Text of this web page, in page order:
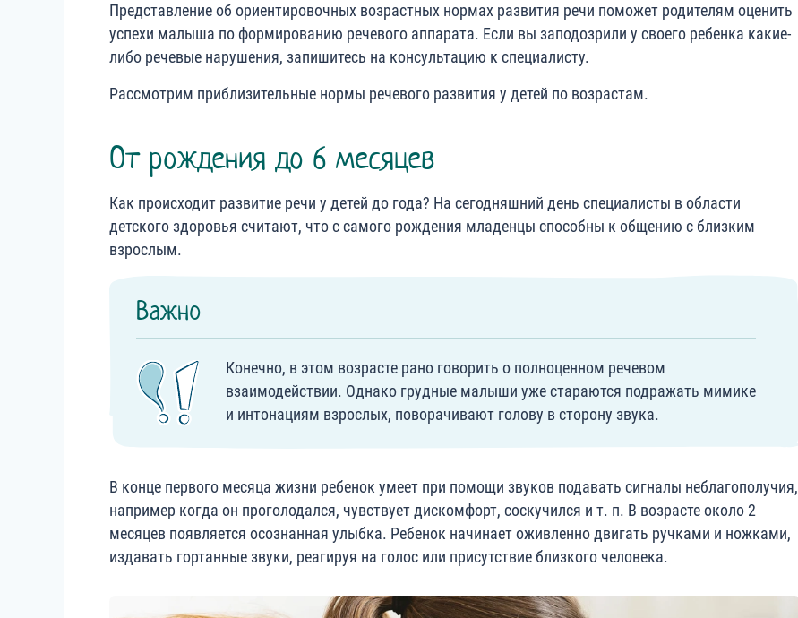
Представление об ориентировочных возрастных нормах развития речи поможет родителям оценить
успехи малыша по формированию речевого аппарата. Если вы заподозрили у своего ребенка какие-
либо речевые нарушения, запишитесь на консультацию к специалисту.
Рассмотрим приблизительные нормы речевого развития у детей по возрастам.
От рождения до 6 месяцев
Как происходит развитие речи у детей до года? На сегодняшний день специалисты в области
детского здоровья считают, что с самого рождения младенцы способны к общению с близким
взрослым.
Важно
Конечно, в этом возрасте рано говорить о полноценном речевом
взаимодействии. Однако грудные малыши уже стараются подражать мимике
и интонациям взрослых, поворачивают голову в сторону звука.
В конце первого месяца жизни ребенок умеет при помощи звуков подавать сигналы неблагополучия,
например когда он проголодался, чувствует дискомфорт, соскучился и т. п. В возрасте около 2
месяцев появляется осознанная улыбка. Ребенок начинает оживленно двигать ручками и ножками,
издавать гортанные звуки, реагируя на голос или присутствие близкого человека.